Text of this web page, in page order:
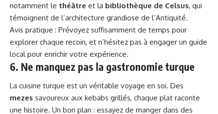
notamment le théâtre et la bibliothèque de Celsus, qui
témoignent de l’architecture grandiose de l’Antiquité.
Avis pratique : Prévoyez suffisamment de temps pour
explorer chaque recoin, et n’hésitez pas à engager un guide
local pour enrichir votre expérience.
6. Ne manquez pas la gastronomie turque
La cuisine turque est un véritable voyage en soi. Des
mezes savoureux aux kebabs grillés, chaque plat raconte
une histoire. Un bon plan : essayez de manger dans des